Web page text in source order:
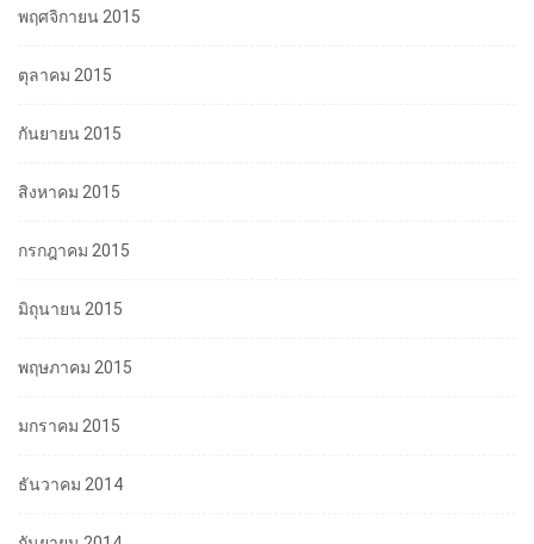
พฤศจิกายน 2015
ตุลาคม 2015
กันยายน 2015
สิงหาคม 2015
กรกฎาคม 2015
มิถุนายน 2015
พฤษภาคม 2015
มกราคม 2015
ธันวาคม 2014